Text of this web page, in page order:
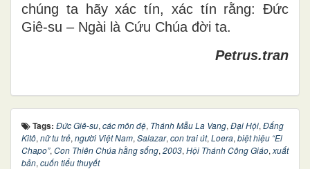
chúng ta hãy xác tín, xác tín rằng: Đức
Giê-su – Ngài là Cứu Chúa đời ta.
Petrus.tran
Tags: Đức Giê-su, các môn đệ, Thánh Mẫu La Vang, Đại Hội, Đấng
Kitô, nữ tu trẻ, người Việt Nam, Salazar, con trai út, Loera, biệt hiệu “El
Chapo”, Con Thiên Chúa hằng sống, 2003, Hội Thánh Công Giáo, xuất
bản, cuốn tiểu thuyết